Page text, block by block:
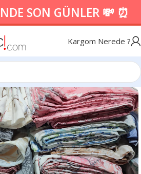
SON GÜNLER 💸 ⏰
Kargom Nerede ?